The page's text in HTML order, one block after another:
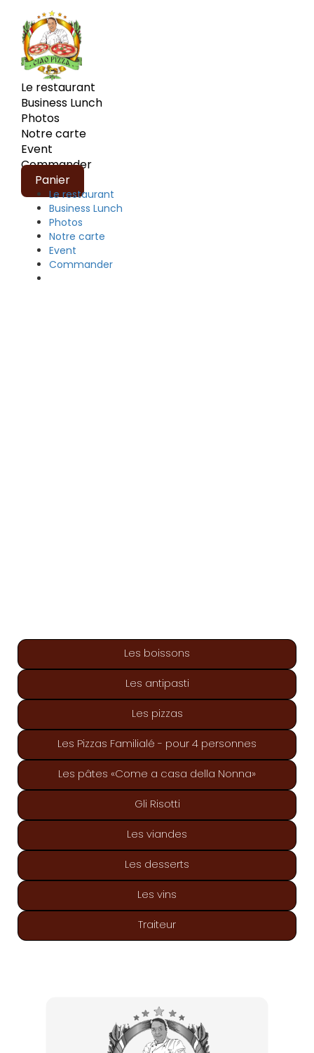
Le restaurant
Business Lunch
Photos
Notre carte
Event
Commander
Panier
Le restaurant
Business Lunch
Photos
Notre carte
Event
Commander
Les boissons
Les antipasti
Les pizzas
Les Pizzas Familialé - pour 4 personnes
Les pâtes «Come a casa della Nonna»
Gli Risotti
Les viandes
Les desserts
Les vins
Traiteur